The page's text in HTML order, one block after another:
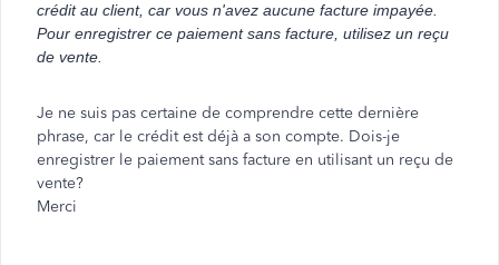
crédit au client, car vous n'avez aucune facture impayée.
Pour enregistrer ce paiement sans facture, utilisez un reçu
de vente.
Je ne suis pas certaine de comprendre cette dernière
phrase, car le crédit est déjà a son compte. Dois-je
enregistrer le paiement sans facture en utilisant un reçu de
vente?
Merci